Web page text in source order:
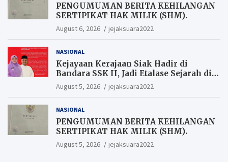
PENGUMUMAN BERITA KEHILANGAN
SERTIPIKAT HAK MILIK (SHM).
August 6, 2026 jejaksuara2022
NASIONAL
Kejayaan Kerajaan Siak Hadir di
Bandara SSK II, Jadi Etalase Sejarah di
Gerbang Riau
August 5, 2026 jejaksuara2022
NASIONAL
PENGUMUMAN BERITA KEHILANGAN
SERTIPIKAT HAK MILIK (SHM).
August 5, 2026 jejaksuara2022